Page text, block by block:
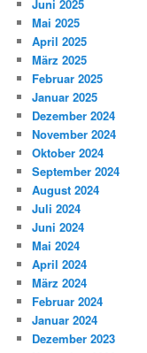
Juni 2025
Mai 2025
April 2025
März 2025
Februar 2025
Januar 2025
Dezember 2024
November 2024
Oktober 2024
September 2024
August 2024
Juli 2024
Juni 2024
Mai 2024
April 2024
März 2024
Februar 2024
Januar 2024
Dezember 2023